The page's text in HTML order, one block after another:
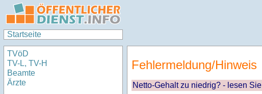
Startseite
TVöD
TV-L, TV-H
Beamte
Ärzte
Fehlermeldung/Hinweis
Netto-Gehalt zu niedrig? - lesen Sie